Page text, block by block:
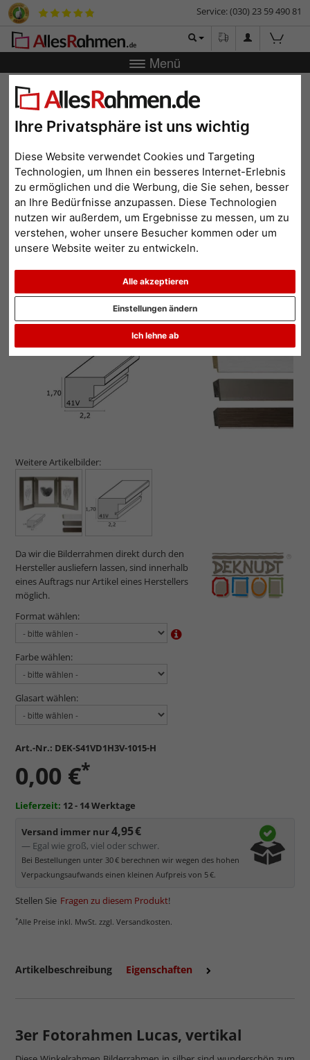
Ihre Privatsphäre ist uns wichtig
Diese Website verwendet Cookies und Targeting
Technologien, um Ihnen ein besseres Internet-Erlebnis
zu ermöglichen und die Werbung, die Sie sehen, besser
an Ihre Bedürfnisse anzupassen. Diese Technologien
nutzen wir außerdem, um Ergebnisse zu messen, um zu
verstehen, woher unsere Besucher kommen oder um
unsere Website weiter zu entwickeln.
Alle akzeptieren
Ich lehne ab
Einstellungen ändern
Service: (030) 23 59 490 81
Menü
Zurück | Bilderrahmen-Shop Bilderrahmen
Lucas für 3 Bilder, vertikal
Fotorahmen Lucas für 3
Bilder, vertikal
Weitere Artikelbilder:
Da wir die Bilderrahmen direkt durch den
Hersteller ausliefern lassen, sind innerhalb
eines Auftrags nur Artikel eines Herstellers
möglich.
Format wählen:
Farbe wählen:
Glasart wählen:
Art.-Nr.: DEK-S41VD1H3V-1015-H
0,00 €*
Lieferzeit: 12 - 14 Werktage
Versand immer nur4,95 €
— Egal wie groß, viel oder schwer.
Bei Bestellungen unter 30 € berechnen wir wegen des hohen
Verpackungsaufwands einen kleinen Aufpreis von 5 €.
Stellen Sie Fragen zu diesem Produkt!
*Alle Preise inkl. MwSt. zzgl. Versandkosten.
Artikelbeschreibung Eigenschaften
3er Fotorahmen Lucas, vertikal